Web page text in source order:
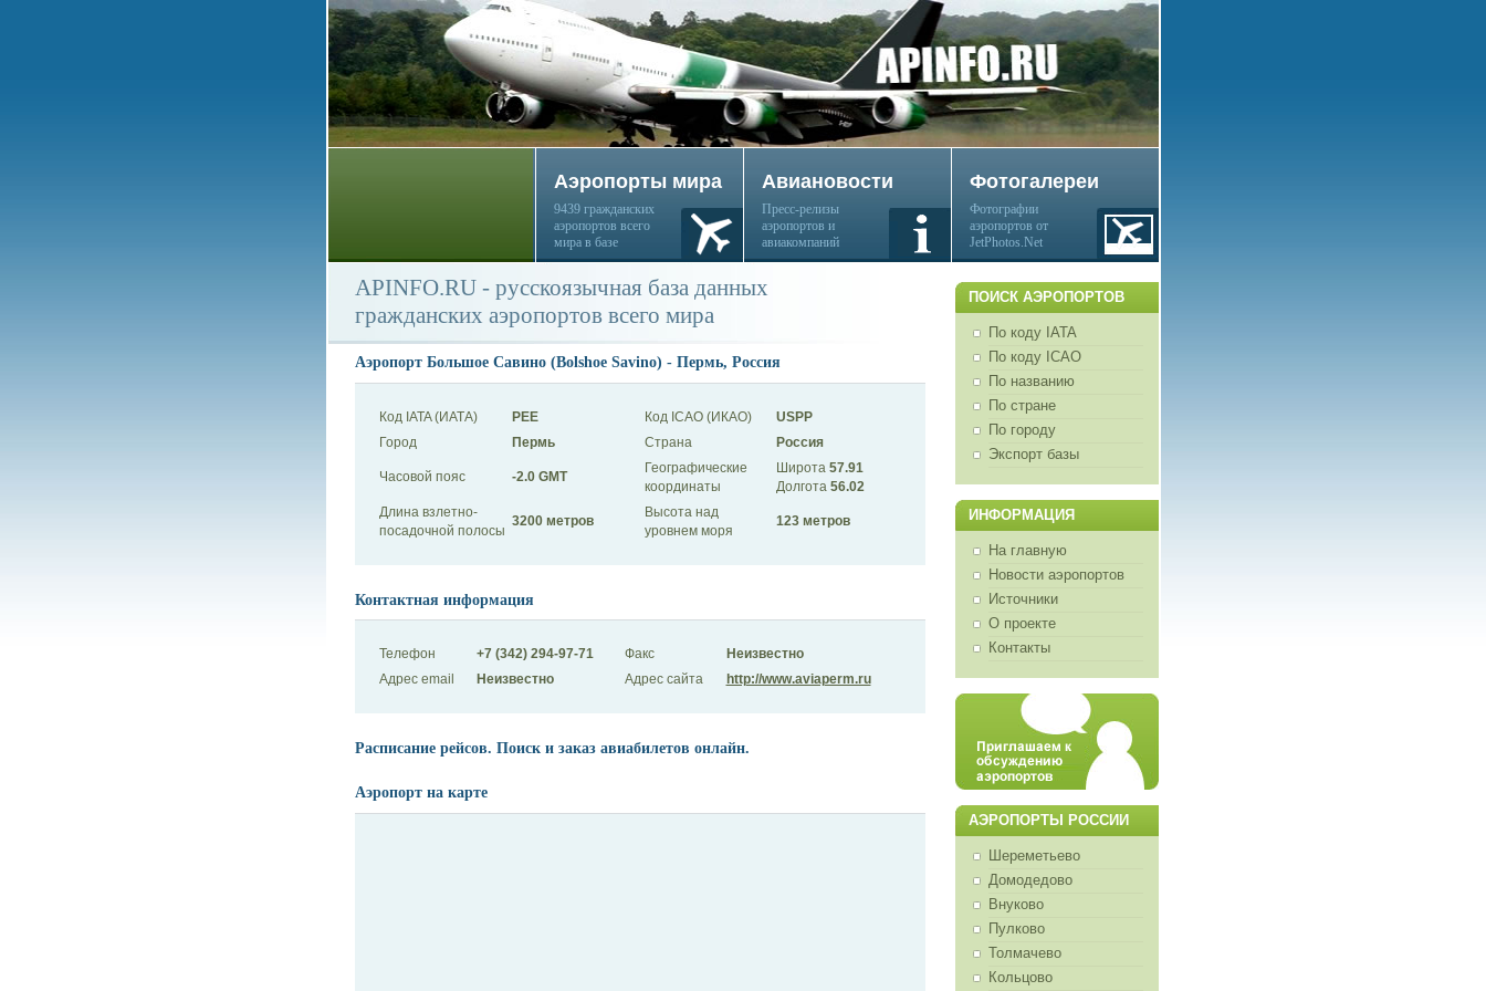
Аэропорты мира
9439 гражданских
аэропортов всего
мира в базе
Авиановости
Пресс-релизы
аэропортов и
авиакомпаний
Фотогалереи
Фотографии
аэропортов от
JetPhotos.Net
ПОИСК АЭРОПОРТОВ
По коду IATA
По коду ICAO
По названию
По стране
По городу
Экспорт базы
ИНФОРМАЦИЯ
На главную
Новости аэропортов
Источники
О проекте
Контакты
АЭРОПОРТЫ РОССИИ
Шереметьево
Домодедово
Внуково
Пулково
Толмачево
Кольцово
APINFO.RU - русскоязычная база данных
гражданских аэропортов всего мира
Аэропорт Большое Савино (Bolshoe Savino) - Пермь, Россия
Код IATA (ИАТА) PEE Код ICAO (ИКАО)
USPP
Город
Пермь Страна Россия
Часовой пояс -2.0 GMT
Географические
координаты
Широта 57.91
Долгота 56.02
Длина взлетно-
посадочной полосы
3200 метров
Высота над
уровнем моря
123 метров
Контактная информация
Телефон +7 (342) 294-97-71 Факс
Неизвестно
Адрес email
Неизвестно Адрес сайта http://www.aviaperm.ru
Расписание рейсов. Поиск и заказ авиабилетов онлайн.
Аэропорт на карте